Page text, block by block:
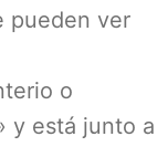
pueden ver
o
y está junto a